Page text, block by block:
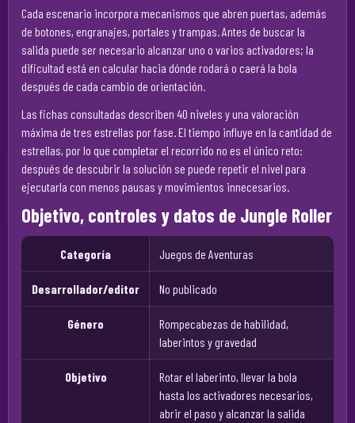
Cada escenario incorpora mecanismos que abren puertas, además
de botones, engranajes, portales y trampas. Antes de buscar la
salida puede ser necesario alcanzar uno o varios activadores; la
dificultad está en calcular hacia dónde rodará o caerá la bola
después de cada cambio de orientación.
Las fichas consultadas describen 40 niveles y una valoración
máxima de tres estrellas por fase. El tiempo influye en la cantidad de
estrellas, por lo que completar el recorrido no es el único reto:
después de descubrir la solución se puede repetir el nivel para
ejecutarla con menos pausas y movimientos innecesarios.
Objetivo, controles y datos de Jungle Roller
Categoría Juegos de Aventuras
Desarrollador/editor No publicado
Género
Rompecabezas de habilidad,
laberintos y gravedad
Objetivo
Rotar el laberinto, llevar la bola
hasta los activadores necesarios,
abrir el paso y alcanzar la salida